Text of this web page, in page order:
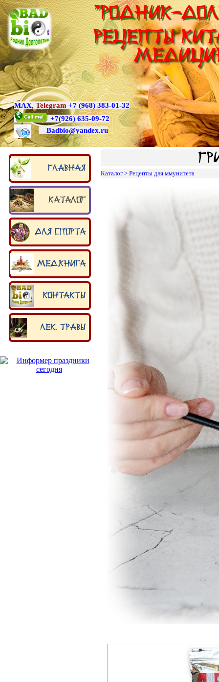
Рецепты
"Родник-
MAX, Telegram +7 (968) 383-01-32
+7(926) 635-09-72
Badbio@yandex.ru
Главная
Каталог
Для спорта
Мед.книга
Контакты
Лек. травы
Каталог >Рецепты для ммунитета